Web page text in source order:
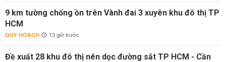
9 km tường chống ồn trên Vành đai 3 xuyên khu đô thị TP
HCM
QUY HOẠCH 13 giờ trước
Đề xuất 28 khu đô thị nén dọc đường sắt TP HCM - Cần